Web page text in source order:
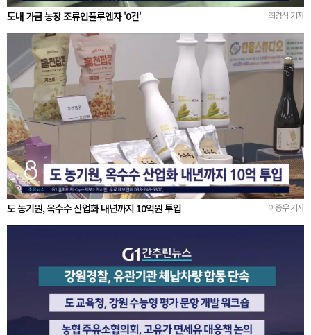
도내 가금 농장 조류인플루엔자 '0건' 최경식 기자
도 농기원, 옥수수 산업화 내년까지 10억원 투입 이종우 기자